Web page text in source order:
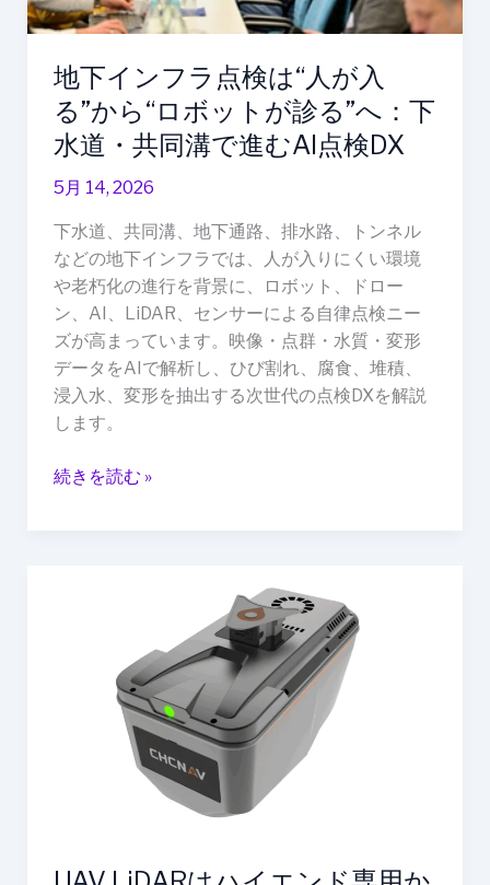
地下インフラ点検は“人が入
る”から“ロボットが診る”へ：下
水道・共同溝で進むAI点検DX
5月 14, 2026
下水道、共同溝、地下通路、排水路、トンネル
などの地下インフラでは、人が入りにくい環境
や老朽化の進行を背景に、ロボット、ドロー
ン、AI、LiDAR、センサーによる自律点検ニー
ズが高まっています。映像・点群・水質・変形
データをAIで解析し、ひび割れ、腐食、堆積、
浸入水、変形を抽出する次世代の点検DXを解説
します。
入
ら“ロ
ボ
ッ
が
診
る”へ：
下
水
道・
共
同
溝
進
続きを読む »